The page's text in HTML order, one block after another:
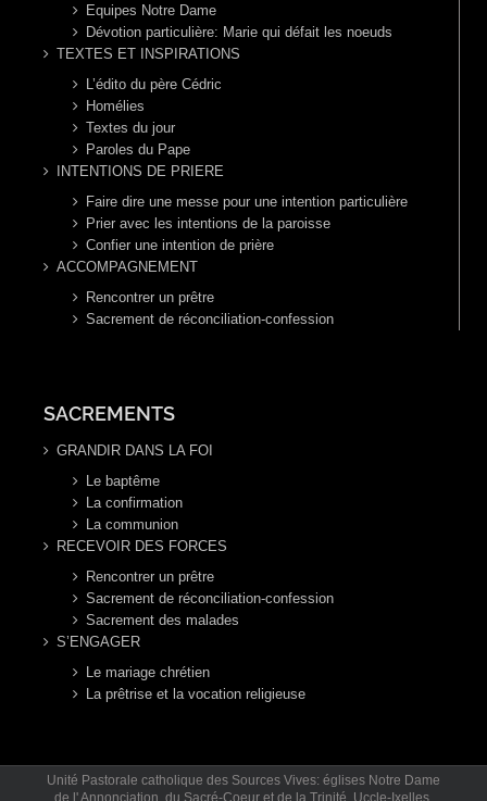
Equipes Notre Dame
Dévotion particulière: Marie qui défait les noeuds
TEXTES ET INSPIRATIONS
L’édito du père Cédric
Homélies
Textes du jour
Paroles du Pape
INTENTIONS DE PRIERE
Faire dire une messe pour une intention particulière
Prier avec les intentions de la paroisse
Confier une intention de prière
ACCOMPAGNEMENT
Rencontrer un prêtre
Sacrement de réconciliation-confession
SACREMENTS
GRANDIR DANS LA FOI
Le baptême
La confirmation
La communion
RECEVOIR DES FORCES
Rencontrer un prêtre
Sacrement de réconciliation-confession
Sacrement des malades
S’ENGAGER
Le mariage chrétien
La prêtrise et la vocation religieuse
Unité Pastorale catholique des Sources Vives: églises Notre Dame
de l' Annonciation, du Sacré-Coeur et de la Trinité. Uccle-Ixelles.